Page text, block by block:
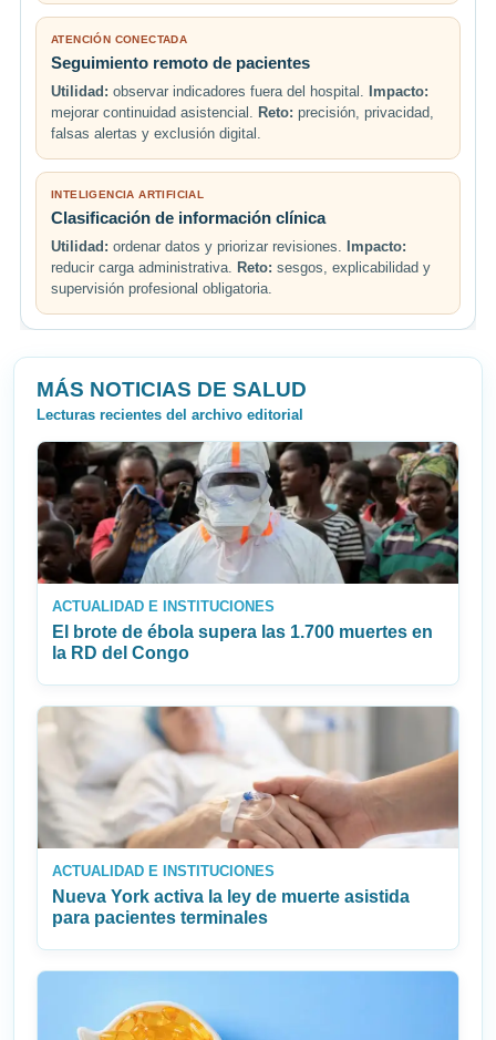
ATENCIÓN CONECTADA
Seguimiento remoto de pacientes
Utilidad: observar indicadores fuera del hospital.
Impacto:
mejorar continuidad asistencial. Reto: precisión, privacidad,
falsas alertas y exclusión digital.
INTELIGENCIA ARTIFICIAL
Clasificación de información clínica
Utilidad: ordenar datos y priorizar revisiones.
Impacto:
reducir carga administrativa. Reto: sesgos, explicabilidad y
supervisión profesional obligatoria.
MÁS NOTICIAS DE SALUD
Lecturas recientes del archivo editorial
ACTUALIDAD E INSTITUCIONES
El brote de ébola supera las 1.700 muertes en
la RD del Congo
ACTUALIDAD E INSTITUCIONES
Nueva York activa la ley de muerte asistida
para pacientes terminales